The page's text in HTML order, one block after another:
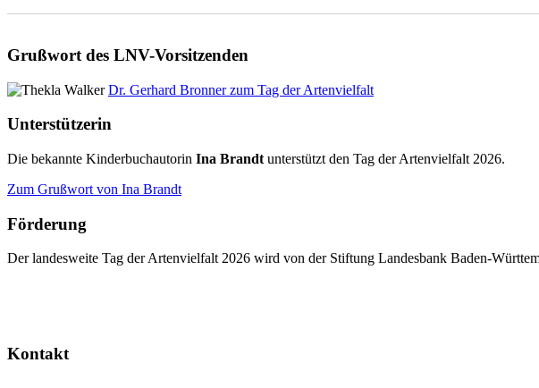
Grußwort des LNV-Vorsitzenden
Dr. Gerhard Bronner zum Tag der Artenvielfalt
Unterstützerin
Die bekannte Kinderbuchautorin Ina Brandt unterstützt den Tag der Artenvielfalt 2026.
Zum Grußwort von Ina Brandt
Förderung
Der landesweite Tag der Artenvielfalt 2026 wird von der Stiftung Landesbank Baden-
Kontakt